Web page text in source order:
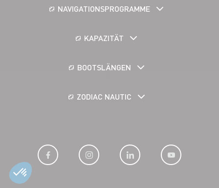
NAVIGATIONSPROGRAMME
KAPAZITÄT
BOOTSLÄNGEN
ZODIAC NAUTIC